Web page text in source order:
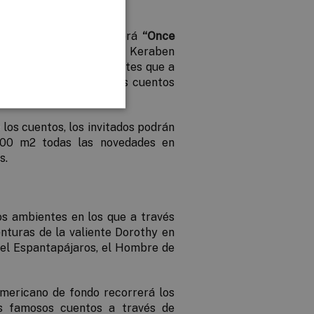
imponente stand será “Once
los cuentos clásicos, Keraben
por distintos ambientes que a
una alegoría de los cuentos
cuentos, los invitados podrán
m2todas las novedades en
ambientes en los que a través
de la valiente Dorothyen
Espantapájaros, el Hombre de
de fondo recorrerá los
famosos cuentos a través de